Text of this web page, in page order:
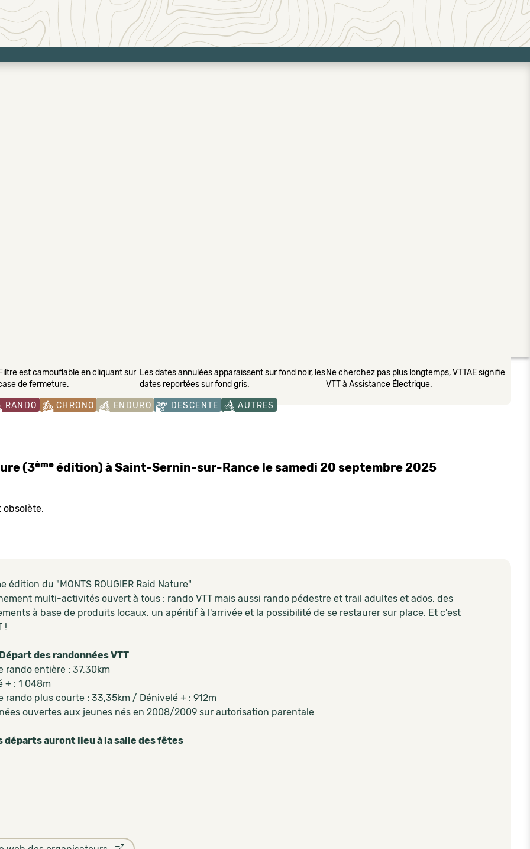
est camouflable en cliquant sur
de fermeture.
Les dates annulées apparaissent sur fond noir, les
dates reportées sur fond gris.
Ne cherchez pas plus longtemps, VTTAE signifie
VTT à Assistance Électrique.
RANDO CHRONO ENDURO DESCENTE AUTRES
(3ème édition) à Saint-Sernin-sur-Rance le samedi 20 septembre 2025
édition du "MONTS ROUGIER Raid Nature"
multi-activités ouvert à tous : rando VTT mais aussi rando pédestre et trail adultes et ados, des
à base de produits locaux, un apéritif à l'arrivée et la possibilité de se restaurer sur place. Et c'est
!
des randonnées VTT
rando entière : 37,30km
+ : 1 048m
rando plus courte : 33,35km / Dénivelé + : 912m
ouvertes aux jeunes nés en 2008/2009 sur autorisation parentale
départs auront lieu à la salle des fêtes